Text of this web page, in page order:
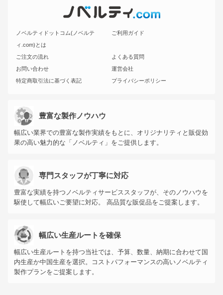
ノベルティドットコム(ノベルテ
ィ.com)とは
ご利用ガイド
ご注文の流れ
よくある質問
お問い合わせ
運営会社
特定商取引法に基づく表記
プライバシーポリシー
豊富な製作ノウハウ
幅広い業界での豊富な製作実績をもとに、オリジナリティと販促効
果の高い魅力的な「ノベルティ」をご提供します。
専門スタッフが丁寧に対応
豊富な実績を持つノベルティサービススタッフが、そのノウハウを
駆使して幅広いご要望に対応。 高品質な販促品をご提案します。
幅広い生産ルートを確保
幅広い生産ルートを持つ当社では、予算、数量、納期に合わせて国
内生産か中国生産を選択。コストパフォーマンスの高いノベルティ
製作プランをご提案します。